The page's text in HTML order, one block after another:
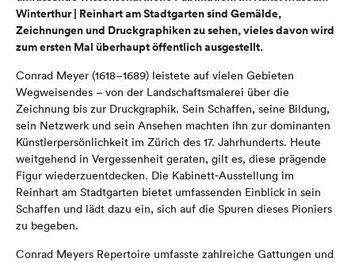
Winterthur | Reinhart am Stadtgarten sind Gemälde,
Zeichnungen und Druckgraphiken zu sehen, vieles davon wird
zum ersten Mal überhaupt öffentlich ausgestellt.
Conrad Meyer (1618–1689) leistete auf vielen Gebieten
Wegweisendes – von der Landschaftsmalerei über die
Zeichnung bis zur Druckgraphik. Sein Schaffen, seine Bildung,
sein Netzwerk und sein Ansehen machten ihn zur dominanten
Künstlerpersönlichkeit im Zürich des 17. Jahrhunderts. Heute
weitgehend in Vergessenheit geraten, gilt es, diese prägende
Figur wiederzuentdecken. Die Kabinett-Ausstellung im
Reinhart am Stadtgarten bietet umfassenden Einblick in sein
Schaffen und lädt dazu ein, sich auf die Spuren dieses Pioniers
zu begeben.
Conrad Meyers Repertoire umfasste zahlreiche Gattungen und